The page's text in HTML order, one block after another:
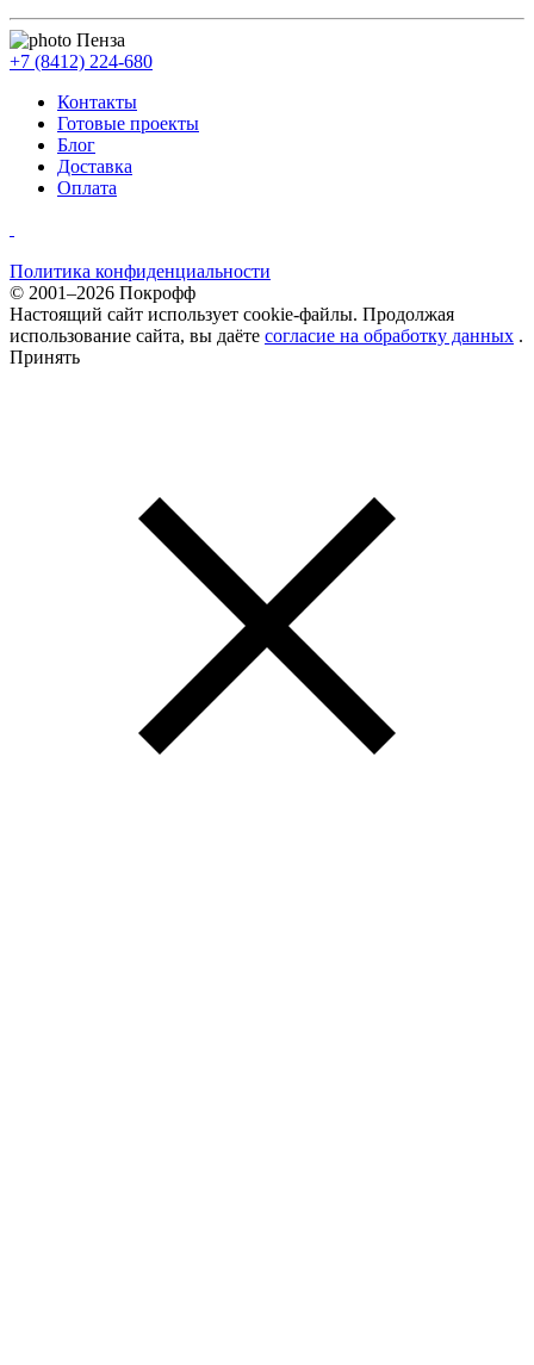
Пенза
+7 (8412) 224-680
Контакты
Готовые проекты
Блог
Доставка
Оплата
Политика конфиденциальности
© 2001–2026 Покрофф
Настоящий сайт использует cookie-файлы. Продолжая
использование сайта, вы даёте согласие на обработку данных .
Принять